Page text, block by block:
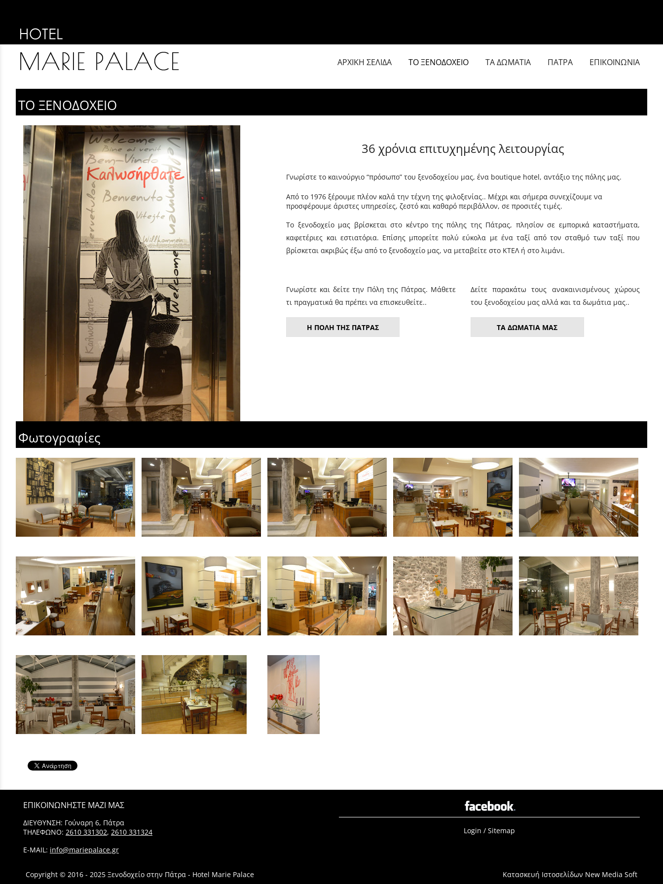
ΑΡΧΙΚΗ ΣΕΛΙΔΑ ΤΟ ΞΕΝΟΔΟΧΕΙΟ ΤΑ ΔΩΜΑΤΙΑ ΠΑΤΡΑ ΕΠΙΚΟΙΝΩΝΙΑ
ΤΟ ΞΕΝΟΔΟΧΕΙΟ
36 χρόνια επιτυχημένης λειτουργίας
Γνωρίστε το καινούργιο “πρόσωπο” του ξενοδοχείου μας, ένα boutique hotel, αντάξιο της πόλης μας.
Από το 1976 ξέρουμε πλέον καλά την τέχνη της φιλοξενίας.. Μέχρι και σήμερα συνεχίζουμε να
προσφέρουμε άριστες υπηρεσίες, ζεστό και καθαρό περιβάλλον, σε προσιτές τιμές.
Το ξενοδοχείο μας βρίσκεται στο κέντρο της πόλης της Πάτρας, πλησίον σε εμπορικά καταστήματα,
καφετέριες και εστιατόρια. Επίσης μπορείτε πολύ εύκολα με ένα ταξί από τον σταθμό των ταξί που
βρίσκεται ακριβώς έξω από το ξενοδοχείο μας, να μεταβείτε στο ΚΤΕΛ ή στο λιμάνι.
Γνωρίστε και δείτε την Πόλη της Πάτρας. Μάθετε
τι πραγματικά θα πρέπει να επισκευθείτε..
Η ΠΟΛΗ ΤΗΣ ΠΑΤΡΑΣ
Δείτε παρακάτω τους ανακαινισμένους χώρους
του ξενοδοχείου μας αλλά και τα δωμάτια μας..
ΤΑ ΔΩΜΑΤΙΑ ΜΑΣ
Φωτογραφίες
ΕΠΙΚΟΙΝΩΝΗΣΤΕ ΜΑΖΙ ΜΑΣ
ΔΙΕΥΘΥΝΣΗ: Γούναρη 6, Πάτρα
ΤΗΛΕΦΩΝΟ: 2610 331302, 2610 331324
E-MAIL: info@mariepalace.gr
Login / Sitemap
Copyright © 2016 - 2025 Ξενoδοχείο στην Πάτρα - Hotel Marie Palace Κατασκευή Ιστοσελίδων New Media Soft